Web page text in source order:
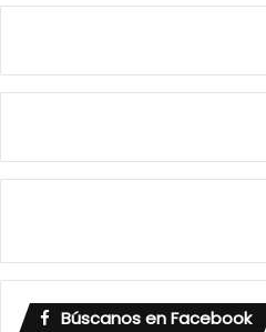
Búscanos en Facebook